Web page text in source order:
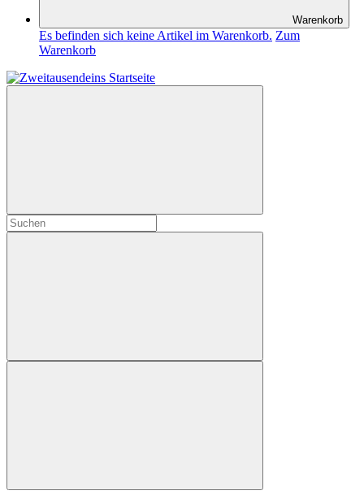
Warenkorb
Es befinden sich keine Artikel im Warenkorb. Zum
Warenkorb